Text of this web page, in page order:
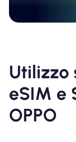
Utilizzo
eSIM e
OPPO